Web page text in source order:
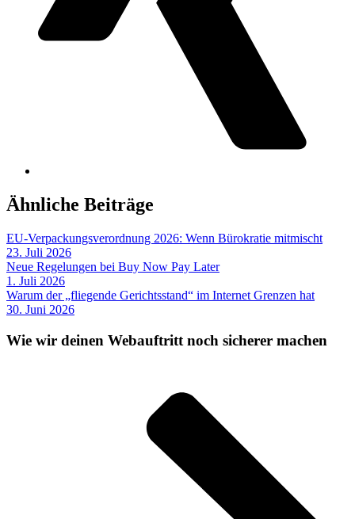
Ähnliche Beiträge
EU-Verpackungsverordnung 2026: Wenn Bürokratie mitmischt
23. Juli 2026
Neue Regelungen bei Buy Now Pay Later
1. Juli 2026
Warum der „fliegende Gerichtsstand“ im Internet Grenzen hat
30. Juni 2026
Wie wir deinen Webauftritt noch sicherer machen